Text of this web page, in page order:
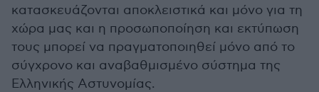
κατασκευάζονται αποκλειστικά και μόνο για τη
χώρα μας και η προσωποποίηση και εκτύπωση
τους μπορεί να πραγματοποιηθεί μόνο από το
σύγχρονο και αναβαθμισμένο σύστημα της
Ελληνικής Αστυνομίας.